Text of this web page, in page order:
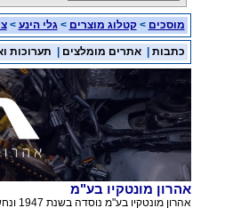
מוסכים >קטלוג מוצרים >גלי הינע >
כתבות |אתרים מומלצים תערוכות
אהרון מונטקיו בע"מ